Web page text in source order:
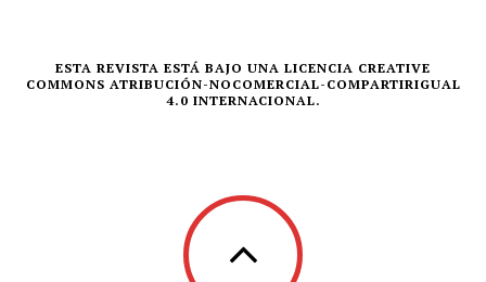
ESTA REVISTA ESTÁ BAJO UNA LICENCIA CREATIVE
COMMONS ATRIBUCIÓN-NOCOMERCIAL-COMPARTIRIGUAL
4.0 INTERNACIONAL.